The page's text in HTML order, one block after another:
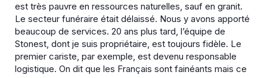
est très pauvre en ressources naturelles, sauf en granit.
Le secteur funéraire était délaissé. Nous y avons apporté
beaucoup de services. 20 ans plus tard, l’équipe de
Stonest, dont je suis propriétaire, est toujours fidèle. Le
premier cariste, par exemple, est devenu responsable
logistique. On dit que les Français sont fainéants mais ce